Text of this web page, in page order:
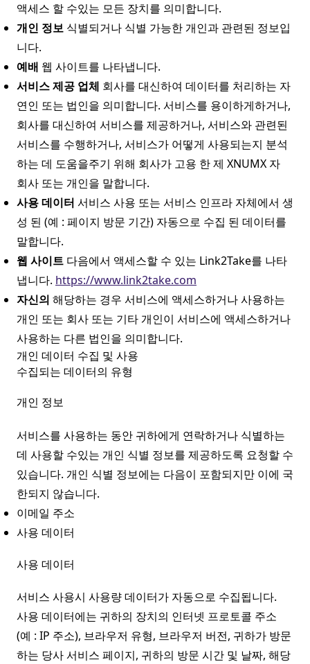
액세스 할 수있는 모든 장치를 의미합니다.
개인 정보 식별되거나 식별 가능한 개인과 관련된 정보입
니다.
예배 웹 사이트를 나타냅니다.
서비스 제공 업체 회사를 대신하여 데이터를 처리하는 자
연인 또는 법인을 의미합니다. 서비스를 용이하게하거나,
회사를 대신하여 서비스를 제공하거나, 서비스와 관련된
서비스를 수행하거나, 서비스가 어떻게 사용되는지 분석
하는 데 도움을주기 위해 회사가 고용 한 제 XNUMX 자
회사 또는 개인을 말합니다.
사용 데이터 서비스 사용 또는 서비스 인프라 자체에서 생
성 된 (예 : 페이지 방문 기간) 자동으로 수집 된 데이터를
말합니다.
웹 사이트 다음에서 액세스할 수 있는 Link2Take를 나타
냅니다. https://www.link2take.com
자신의 해당하는 경우 서비스에 액세스하거나 사용하는
개인 또는 회사 또는 기타 개인이 서비스에 액세스하거나
사용하는 다른 법인을 의미합니다.
개인 데이터 수집 및 사용
수집되는 데이터의 유형
개인 정보
서비스를 사용하는 동안 귀하에게 연락하거나 식별하는
데 사용할 수있는 개인 식별 정보를 제공하도록 요청할 수
있습니다. 개인 식별 정보에는 다음이 포함되지만 이에 국
한되지 않습니다.
이메일 주소
사용 데이터
사용 데이터
서비스 사용시 사용량 데이터가 자동으로 수집됩니다.
사용 데이터에는 귀하의 장치의 인터넷 프로토콜 주소
(예 : IP 주소), 브라우저 유형, 브라우저 버전, 귀하가 방문
하는 당사 서비스 페이지, 귀하의 방문 시간 및 날짜, 해당